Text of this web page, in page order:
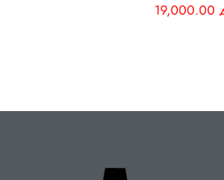
19,000.00